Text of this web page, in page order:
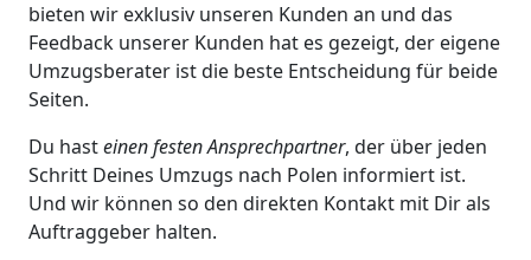
bieten wir exklusiv unseren Kunden an und das
Feedback unserer Kunden hat es gezeigt, der eigene
Umzugsberater ist die beste Entscheidung für beide
Seiten.
Du hasteinen festen Ansprechpartner, der über jeden
Schritt Deines Umzugs nach Polen informiert ist.
Und wir können so den direkten Kontakt mit Dir als
Auftraggeber halten.